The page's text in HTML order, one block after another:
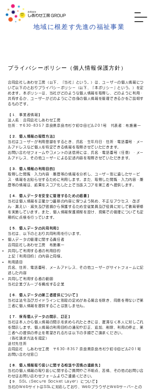
地域に根差す先進の福祉事業
プライバシーポリシー（個人情報保護方針）
合同会社しあわせ工房（以下、「当社」という。）は、ユーザーの個人情報につ
いて以下のとおりプライバシーポリシー（以下、「本ポリシー」という。）を定
めます。本ポリシーは、当社がどのような個人情報を取得し、どのように利用・
共有するか、ユーザーがどのようにご自身の個人情報を管理できるかをご説明す
るものです。
【１．事業者情報】
法人名：合同会社しあわせ工房
住所：〒630-8357 奈良県奈良市杉ケ町中田ビル201号 代表者：布施憲一
【２．個人情報の取得方法】
当社はユーザーが利用登録をするとき、氏名・生年月日・住所・電話番号・メー
ルアドレスなど個人を特定できる情報を取得させていただきます。
お問い合わせフォームやコメントの送信時には、氏名・電話番号（任意）・メー
ルアドレス、その他ユーザーによる記述内容を取得させていただきます。
【３．個人情報の利用目的】
取得した閲覧・入力内容・履歴等の情報を分析し、ユーザー別に適したサービ
ス・情報をお知らせするために利用します。また、取得した閲覧・入力内容・履
歴等の情報は、結果をスコア化した上で当該スコアを第三者へ提供します。
【４．個人データを安全に管理するための措置】
当社は個人情報を正確かつ最新の内容に保つよう努め、不正なアクセス・改ざ
ん・漏えい・滅失及び毀損から保護するため全従業員及び役員に対して教育研修
を実施しています。また、個人情報保護規程を設け、現場での管理についても定
期的に点検を行っています。
【５．個人データの共同利用】
当社は、以下のとおり共同利用を行います。
個人データの管理に関する責任者
合同会社しあわせ工房 布施憲一
共同して利用する者の利用目的
上記「利用目的」の内容と同様。
利用項目
氏名、住所、電話番号、メールアドレス、その他ユーザーがサイトフォームに記
述した内容
共同して利用する者の範囲
当社企業グループを構成する企業
【６．個人データの第三者提供について】
当社は法令及びガイドラインに別段の定めがある場合を除き、同意を得ないで第
三者に個人情報を提供することは致しません。
【７．保有個人データの開示、訂正】
当社は本人から個人情報の開示を求められたときには、遅滞なく本人に対しこれ
を開示します。個人情報の利用目的の通知や訂正、追加、削除、利用の停止、第
三者への提供の停止を希望される方は以下の手順でご請求ください。
（各社請求方法を指定）
送付先住所
合同会社 しあわせ工房 〒630-8357 奈良県奈良市杉ケ町中田ビル201号
お問い合わせ窓口
【８．個人情報取り扱いに関する相談や苦情の連絡先】
当社の個人情報の取り扱いに関するご質問やご不明点、苦情、その他のお問い合
わせはお問い合わせフォームよりご連絡ください。
【９．SSL（Secure Socket Layer）について】
当社のWebサイトはSSLに対応しており、WebブラウザとWebサーバーとの